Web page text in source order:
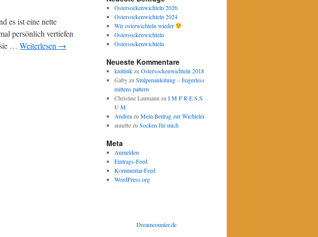
es ist eine nette
persönlich vertiefen
sie …Weiterlesen →
Ostersockenwichteln 2026
Ostersockenwichteln 2024
Wir osterwichteln wieder
Ostersockenwichteln
Ostersockenwichteln
Neueste Kommentare
knittinkzu Ostersockenwichteln 2018
Gabyzu Stulpenanleitung – fingerless
mittens pattern
Christine Laumann zu I M P R E S S
U M
Andreazu Mein Beitrag zur Wichtelei
annettezu Socken für mich
Meta
Anmelden
Eintrags-Feed
Kommentar-Feed
WordPress.org
Dreamcounter.de